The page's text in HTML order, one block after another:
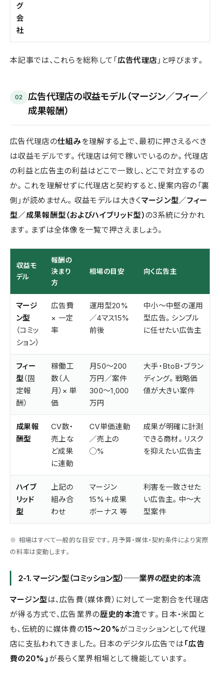
グ
会
社
本記事では、これらを総称して「広告代理店 」と呼びます。
02
広告代理店の収益モデル（マージン／フィー／
成果報酬）
広告代理店の仕組みを理解する上で、最初に押さえるべき
は収益モデルです。代理店は何で稼いでいるのか。代理店
の利益と広告主の利益はどこで一致し、どこで対立するの
か。これを理解せずに代理店と契約すると、提案内容の「裏
側」が読めません。収益モデルは大きくマージン型／フィー
型／成果報酬型（およびハイブリッド型） の3系統に分かれ
ます。まずは全体像を一覧で押さえましょう。
収益モ
デル
報酬の
決まり
方
相場の目安 向く広告主
マージ
ン型
（コミッ
ション）
広告費
× 一定
率
運用型20%
／4マス15%
前後
中小〜中堅の運用
型広告。シンプル
に任せたい広告主
フィー
型 （固
定報
酬）
稼働工
数（人
月）× 単
価
月50〜200
万円／案件
300〜1,000
万円
大手・BtoB・ブラン
ディング。戦略価
値が大きい案件
成果報
酬型
CV数・
売上な
ど成果
に連動
CV単価連動
／売上の
◯%
成果が明確に計測
できる商材。リスク
を抑えたい広告主
ハイブ
リッド
型
上記の
組み合
わせ
マージン
15%＋成果
ボーナス 等
利害を一致させた
い広告主。中〜大
型案件
※ 相場はすべて一般的な目安です。月予算・媒体・契約条件により実際
の料率は変動します。
2-1. マージン型（コミッション型）──業界の歴史的本流
マージン型は、広告費（媒体費）に対して一定割合を代理店
が得る方式で、広告業界の歴史的本流です。日本・米国と
も、伝統的に媒体費の15〜20%がコミッションとして代理
店に支払われてきました。日本のデジタル広告では 「広告
費の20%」 が長らく業界相場として機能しています。